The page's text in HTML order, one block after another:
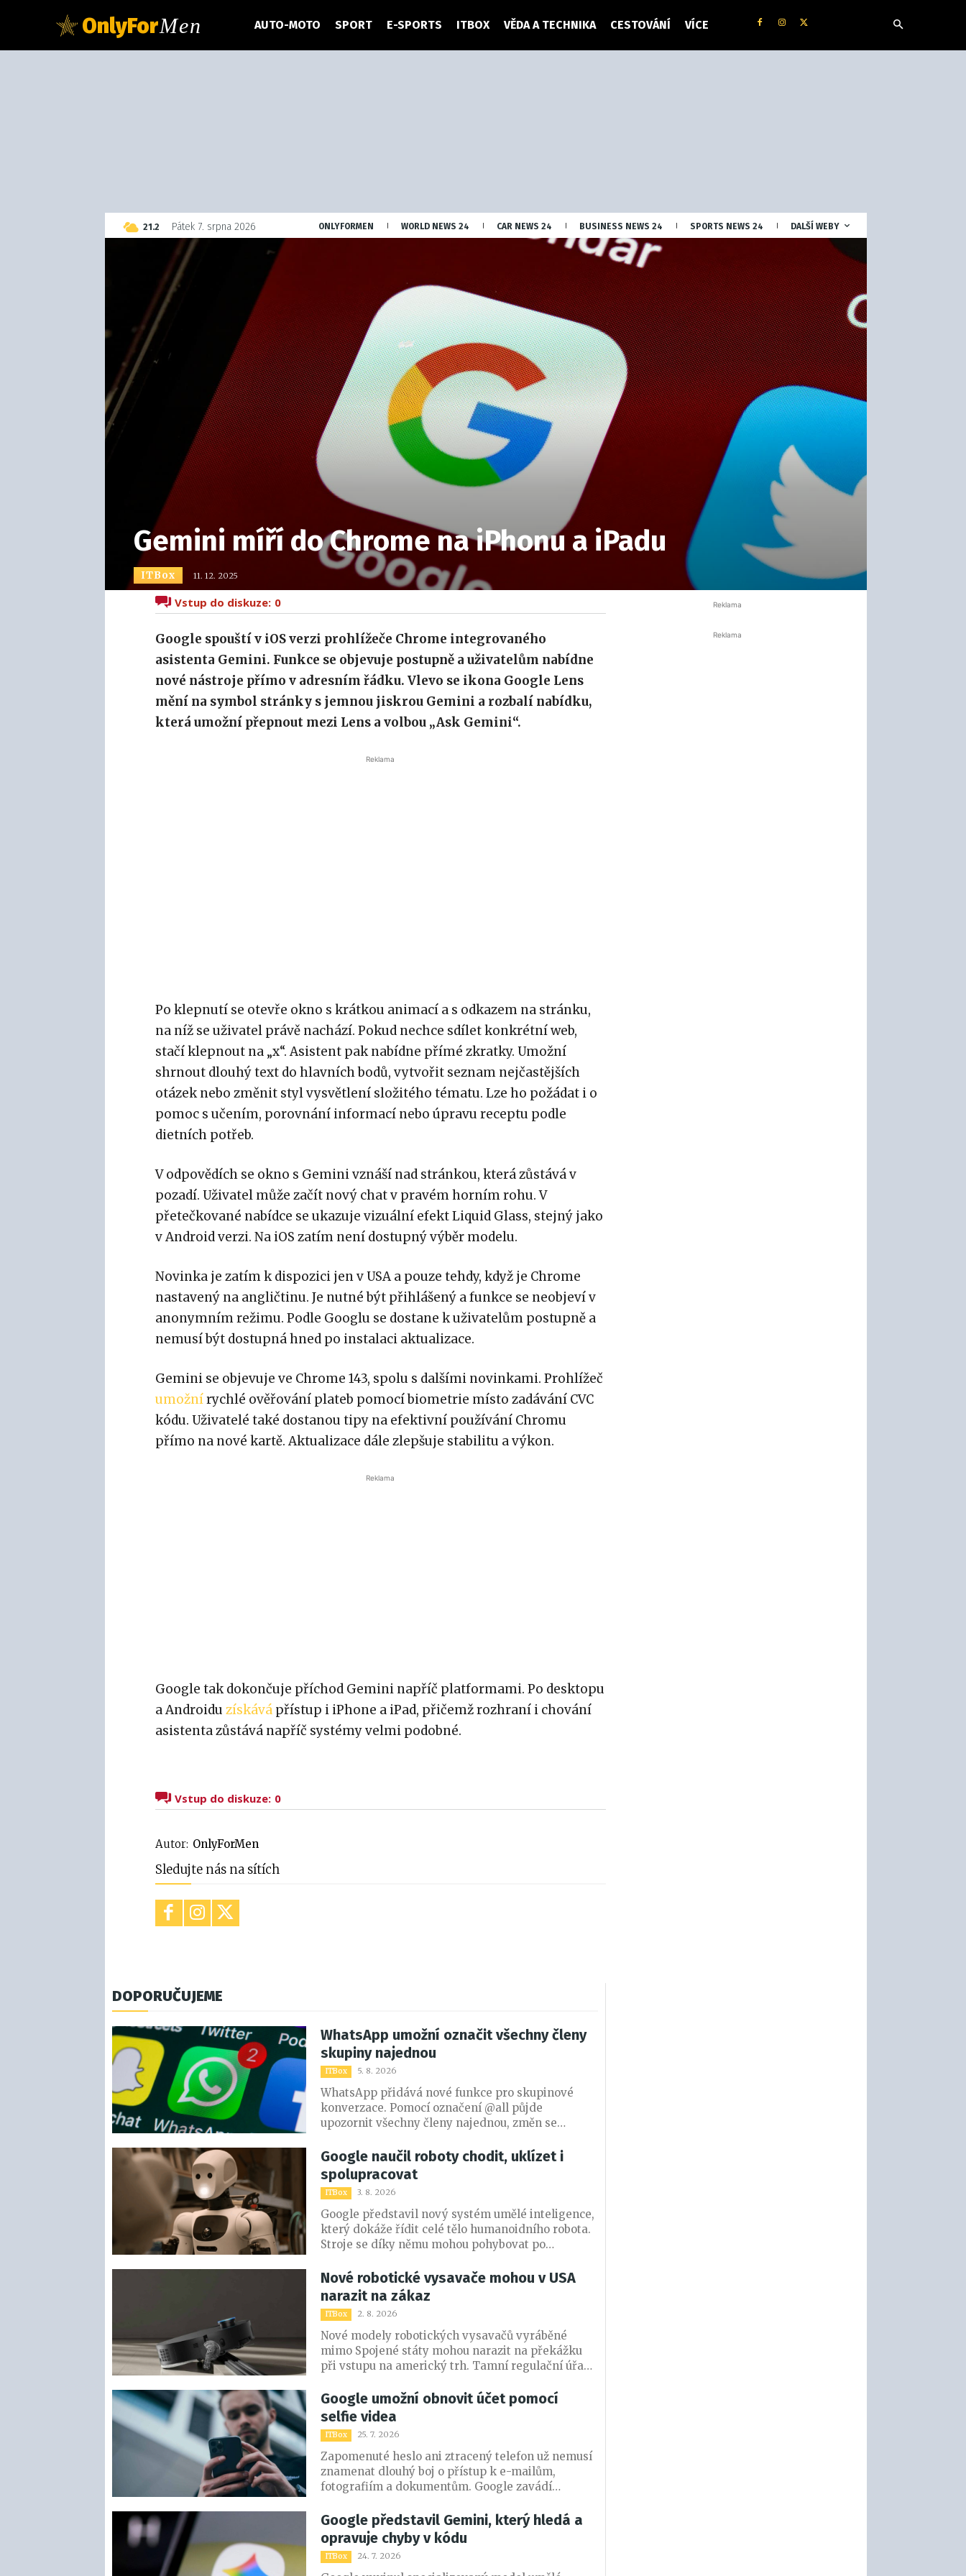
OnlyForMen AUTO-MOTO SPORT E-SPORTS ITBOX VĚDA A TECHNIKA CESTOVÁNÍ VÍCE
21.2 Czech
Pátek 7. srpna 2026 ONLYFORMEN WORLD NEWS 24 CAR NEWS 24 BUSINESS NEWS 24 SPORTS NEWS 24 DALŠÍ WEBY
Gemini míří do Chrome na iPhonu a iPadu
ITBox 11. 12. 2025
Vstup do diskuze: 0
Google spouští v iOS verzi prohlížeče Chrome integrovaného
asistenta Gemini. Funkce se objevuje postupně a uživatelům nabídne
nové nástroje přímo v adresním řádku. Vlevo se ikona Google Lens
mění na symbol stránky s jemnou jiskrou Gemini a rozbalí nabídku,
která umožní přepnout mezi Lens a volbou „Ask Gemini“.
Reklama
Po klepnutí se otevře okno s krátkou animací a s odkazem na stránku,
na níž se uživatel právě nachází. Pokud nechce sdílet konkrétní web,
stačí klepnout na „x“. Asistent pak nabídne přímé zkratky. Umožní
shrnout dlouhý text do hlavních bodů, vytvořit seznam nejčastějších
otázek nebo změnit styl vysvětlení složitého tématu. Lze ho požádat i o
pomoc s učením, porovnání informací nebo úpravu receptu podle
dietních potřeb.
V odpovědích se okno s Gemini vznáší nad stránkou, která zůstává v
pozadí. Uživatel může začít nový chat v pravém horním rohu. V
přetečkované nabídce se ukazuje vizuální efekt Liquid Glass, stejný jako
v Android verzi. Na iOS zatím není dostupný výběr modelu.
Novinka je zatím k dispozici jen v USA a pouze tehdy, když je Chrome
nastavený na angličtinu. Je nutné být přihlášený a funkce se neobjeví v
anonymním režimu. Podle Googlu se dostane k uživatelům postupně a
nemusí být dostupná hned po instalaci aktualizace.
Gemini se objevuje ve Chrome 143, spolu s dalšími novinkami. Prohlížeč
umožnírychlé ověřování plateb pomocí biometrie místo zadávání CVC
kódu. Uživatelé také dostanou tipy na efektivní používání Chromu
přímo na nové kartě. Aktualizace dále zlepšuje stabilitu a výkon.
Reklama
Google tak dokončuje příchod Gemini napříč platformami. Po desktopu
a Androidu získává přístup i iPhone a iPad, přičemž rozhraní i chování
asistenta zůstává napříč systémy velmi podobné.
Vstup do diskuze: 0
Autor: OnlyForMen
Sledujte nás na sítích
DOPORUČUJEME
WhatsApp umožní označit všechny členy
skupiny najednou
ITBox 5. 8. 2026
WhatsApp přidává nové funkce pro skupinové
konverzace. Pomocí označení @all půjde
upozornit všechny členy najednou, změn se
Google naučil roboty chodit, uklízet i
spolupracovat
ITBox 3. 8. 2026
Google představil nový systém umělé inteligence,
který dokáže řídit celé tělo humanoidního robota.
Stroje se díky němu mohou pohybovat po
spolupracovat při plnění složitějších úkolů.
Nové robotické vysavače mohou v USA
narazit na zákaz
ITBox 2. 8. 2026
Nové modely robotických vysavačů vyráběné
mimo Spojené státy mohou narazit na překážku
při vstupu na americký trh. Tamní regulační úřad
pravidlům může považovat za riziková robotická
zařízení. Vysavačů, které už lidé používají nebo
jsou v prodeji, se změna netýká.
Google umožní obnovit účet pomocí
selfie videa
ITBox 25. 7. 2026
Zapomenuté heslo ani ztracený telefon už nemusí
znamenat dlouhý boj o přístup k e-mailům,
fotografiím a dokumentům. Google zavádí
videa, které si uživatel uloží předem.
Google představil Gemini, který hledá a
opravuje chyby v kódu
ITBox 24. 7. 2026
Reklama
Reklama